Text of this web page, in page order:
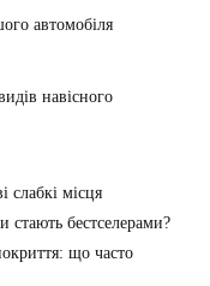
автомобіля
навісного
слабкі місця
стають бестселерами?
що часто